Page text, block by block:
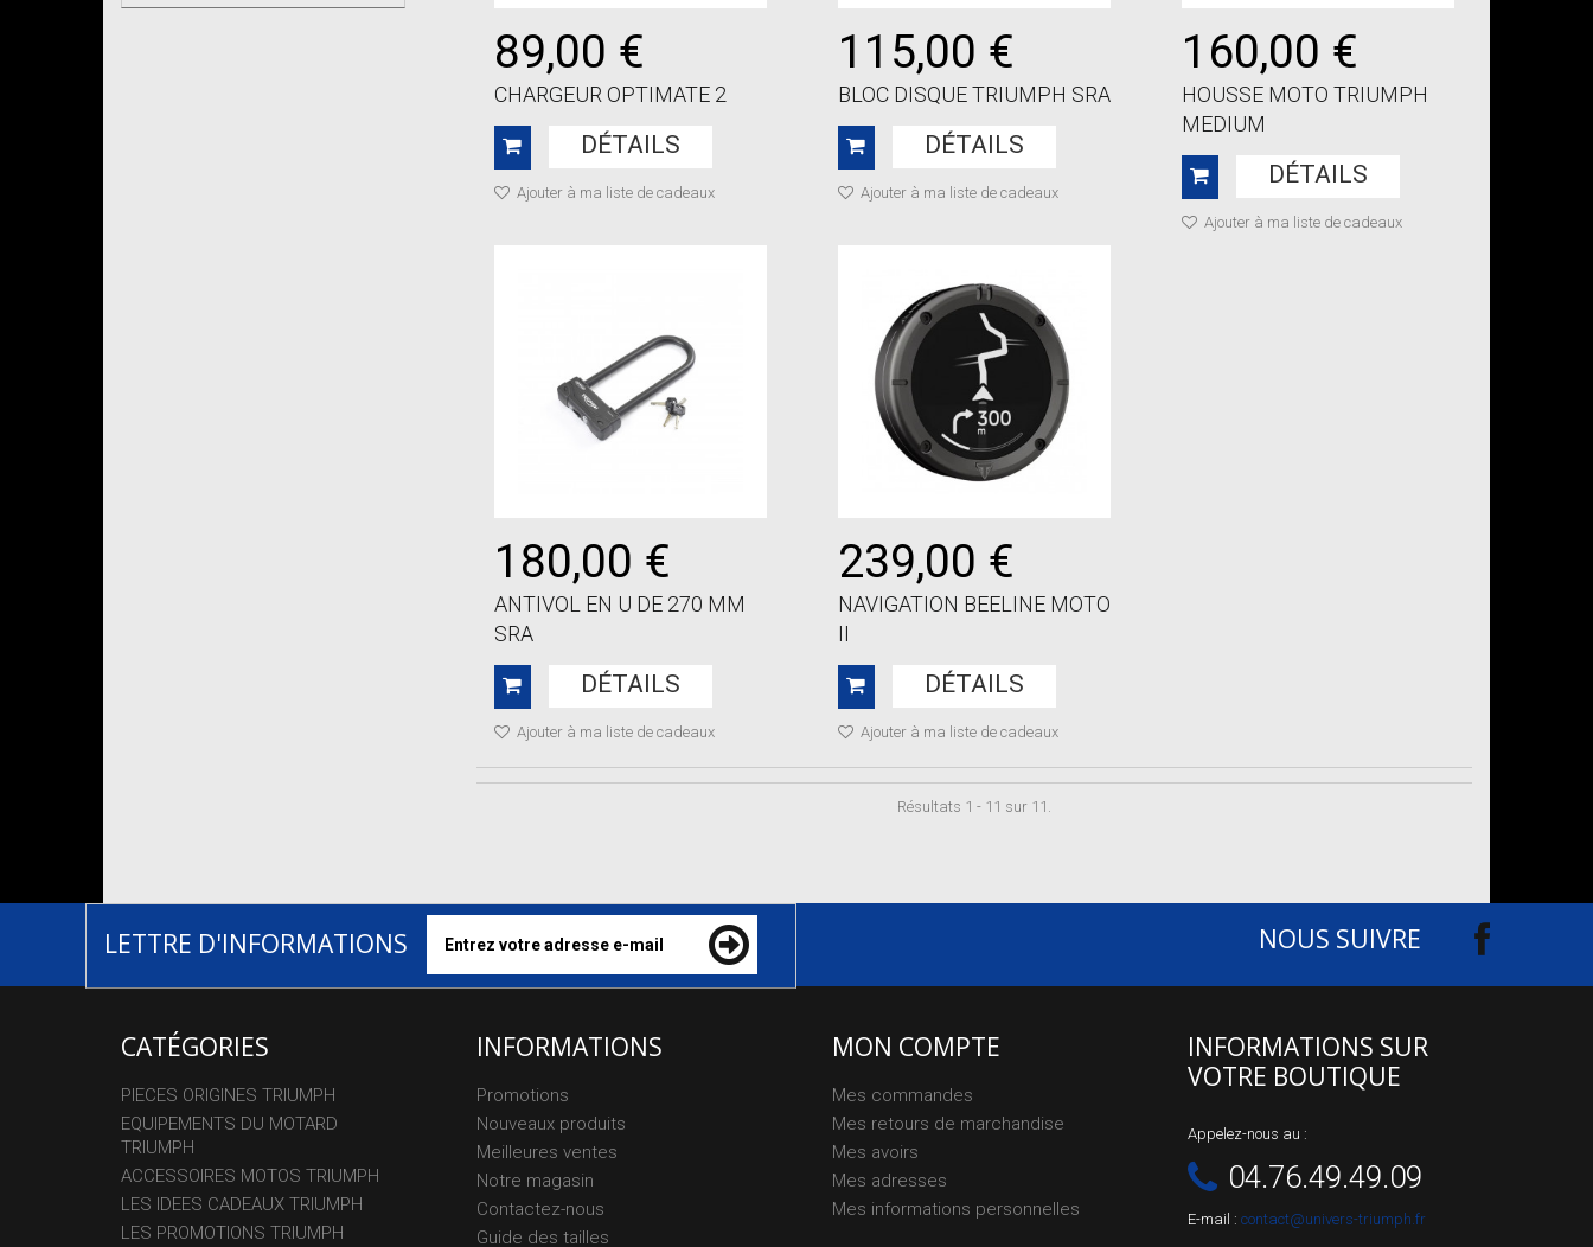
89,00 €
CHARGEUR OPTIMATE 2
DÉTAILS
Ajouter à ma liste de cadeaux
115,00 €
BLOC DISQUE TRIUMPH SRA
DÉTAILS
Ajouter à ma liste de cadeaux
160,00 €
HOUSSE MOTO TRIUMPH
MEDIUM
DÉTAILS
Ajouter à ma liste de cadeaux
180,00 €
ANTIVOL EN U DE 270 MM
SRA
DÉTAILS
Ajouter à ma liste de cadeaux
239,00 €
NAVIGATION BEELINE MOTO
II
DÉTAILS
Ajouter à ma liste de cadeaux
Résultats 1 - 11 sur 11.
LETTRE D'INFORMATIONS NOUS SUIVRE
CATÉGORIES
PIECES ORIGINES TRIUMPH
EQUIPEMENTS DU MOTARD
TRIUMPH
ACCESSOIRES MOTOS TRIUMPH
LES IDEES CADEAUX TRIUMPH
LES PROMOTIONS TRIUMPH
INFORMATIONS
Promotions
Nouveaux produits
Meilleures ventes
Notre magasin
Contactez-nous
Guide des tailles
MON COMPTE
Mes commandes
Mes retours de marchandise
Mes avoirs
Mes adresses
Mes informations personnelles
INFORMATIONS SUR
VOTRE BOUTIQUE
Appelez-nous au :
04.76.49.49.09
E-mail : contact@univers-triumph.fr